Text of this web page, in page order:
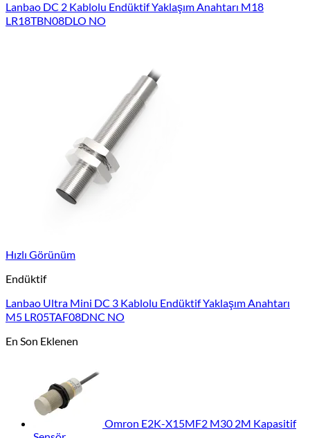
Lanbao DC 2 Kablolu Endüktif Yaklaşım Anahtarı M18
LR18TBN08DLO NO
Hızlı Görünüm
Endüktif
Lanbao Ultra Mini DC 3 Kablolu Endüktif Yaklaşım Anahtarı
M5 LR05TAF08DNC NO
En Son Eklenen
Omron E2K-X15MF2 M30 2M Kapasitif